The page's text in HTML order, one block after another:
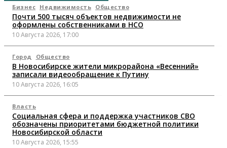
Бизнес Недвижимость Общество
Почти 500 тысяч объектов недвижимости не
оформлены собственниками в НСО
10 Августа 2026, 17:00
Город Общество
В Новосибирске жители микрорайона «Весенний»
записали видеообращение к Путину
10 Августа 2026, 16:05
Власть
Социальная сфера и поддержка участников СВО
обозначены приоритетами бюджетной политики
Новосибирской области
10 Августа 2026, 15:55